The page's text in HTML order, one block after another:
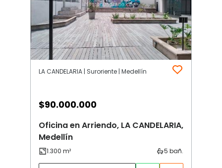
LA CANDELARIA | Suroriente | Medellín
$90.000.000
Oficina en Arriendo, LA CANDELARIA,
Medellín